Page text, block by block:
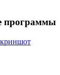
программы